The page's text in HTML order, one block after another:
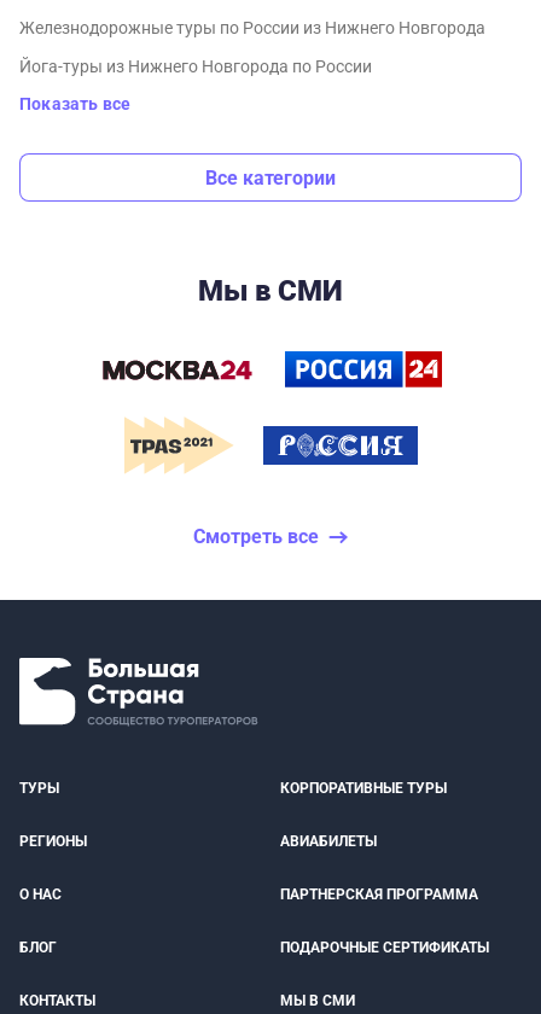
Железнодорожные туры по России из Нижнего Новгорода
Йога-туры из Нижнего Новгорода по России
Показать все
Все категории
Мы в СМИ
Смотреть все
ТУРЫ КОРПОРАТИВНЫЕ ТУРЫ
РЕГИОНЫ АВИАБИЛЕТЫ
О НАС ПАРТНЕРСКАЯ ПРОГРАММА
БЛОГ ПОДАРОЧНЫЕ СЕРТИФИКАТЫ
КОНТАКТЫ МЫ В СМИ